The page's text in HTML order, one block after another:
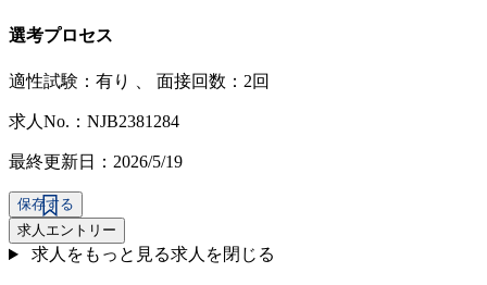
選考プロセス
適性試験： 有り 面接回数：2回
求人No.：NJB2381284
最終更新日：2026/5/19
保存する
求人エントリー
求人をもっと見る求人を閉じる